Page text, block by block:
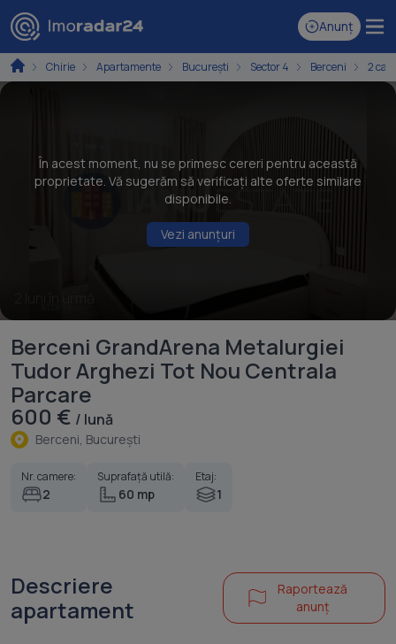
Anunț
Chirie Apartamente București Sector 4 Berceni 2
În acest moment, nu se primesc cereri pentru această
proprietate. Vă sugerăm să verificați alte oferte similare
disponibile.
Vezi anunțuri
Berceni GrandArena Metalurgiei
Tudor Arghezi Tot Nou Centrala
Parcare
600 € / lună
Berceni, Bucureşti
Nr. camere:
2
Suprafață utilă:
60 mp
Etaj:
1
Descriere
apartament
Raportează
anunț